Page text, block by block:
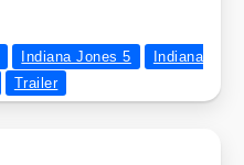
Indiana Jones 5
Indiana
Trailer